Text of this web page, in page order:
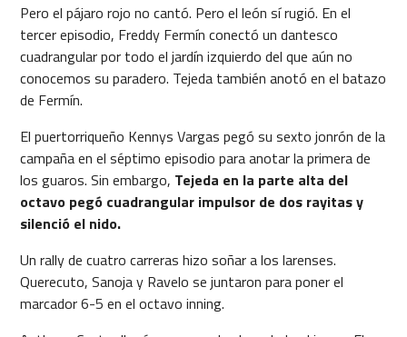
Pero el pájaro rojo no cantó. Pero el león sí rugió. En el
tercer episodio, Freddy Fermín conectó un dantesco
cuadrangular por todo el jardín izquierdo del que aún no
conocemos su paradero. Tejeda también anotó en el batazo
de Fermín.
El puertorriqueño Kennys Vargas pegó su sexto jonrón de la
campaña en el séptimo episodio para anotar la primera de
los guaros. Sin embargo, Tejeda en la parte alta del
octavo pegó cuadrangular impulsor de dos rayitas y
silenció el nido.
Un rally de cuatro carreras hizo soñar a los larenses.
Querecuto, Sanoja y Ravelo se juntaron para poner el
marcador 6-5 en el octavo inning.